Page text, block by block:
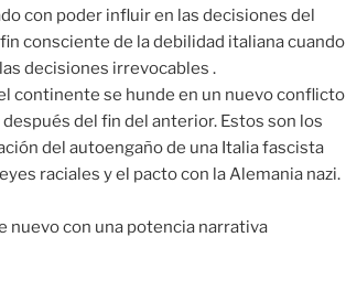
con poder influir en las decisiones del
consciente de la debilidad italiana cuando
decisiones irrevocables .
continente se hunde en un nuevo conflicto
del fin del anterior. Estos son los
del autoengaño de una Italia fascista
raciales y el pacto con la Alemania nazi.
nuevo con una potencia narrativa